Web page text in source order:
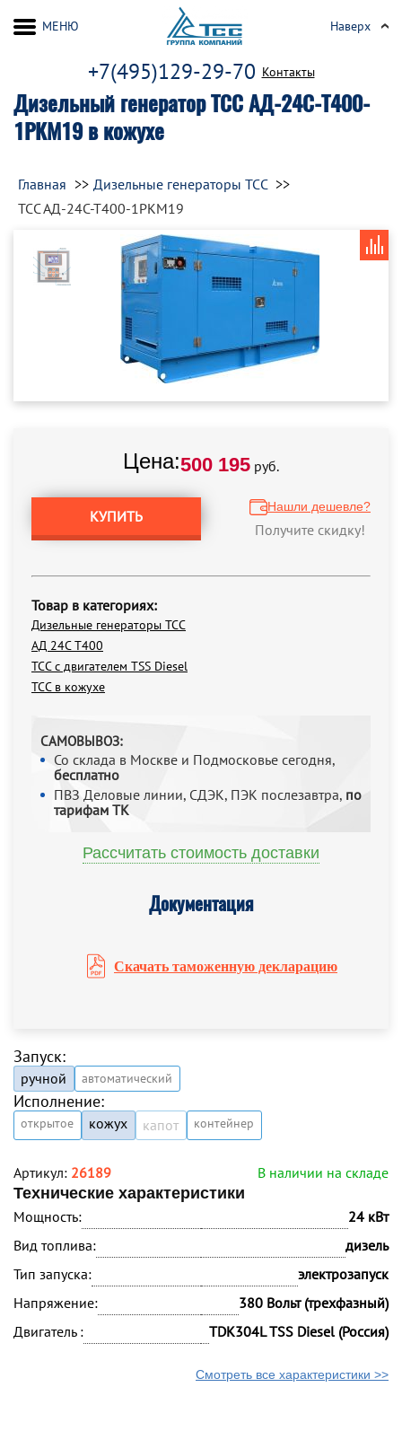
Дизельный генератор ТСС АД-24С-Т400-
1РКМ19 в кожухе
+7(495)129-29-70 Контакты
МЕНЮ Наверх
Главная
Дизельные генераторы ТСС
ТСС АД-24С-Т400-1РКМ19
Цена:500 195 руб.
КУПИТЬ
Нашли дешевле?
Получите скидку!
Товар в категориях:
Дизельные генераторы ТСС
АД 24С Т400
ТСС с двигателем TSS Diesel
ТСС в кожухе
САМОВЫВОЗ:
Со склада в Москве и Подмосковье сегодня,
бесплатно
ПВЗ Деловые линии, СДЭК, ПЭК послезавтра, по
тарифам ТК
Рассчитать стоимость доставки
Документация
Скачать таможенную декларацию
Запуск:
ручной автоматический
Исполнение:
открытое кожух капот контейнер
Артикул: 26189
В наличии на складе
Технические характеристики
Мощность:
24 кВт
Вид топлива:
дизель
Тип запуска:
электрозапуск
Напряжение:
380 Вольт (трехфазный)
Двигатель :
TDК304L TSS Diesel (Россия)
Смотреть все характеристики >>